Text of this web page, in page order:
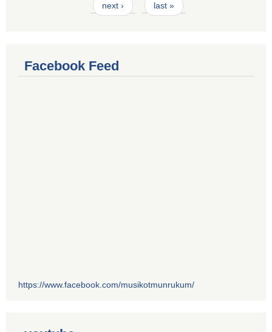
next › last »
Facebook Feed
https://www.facebook.com/musikotmunrukum/